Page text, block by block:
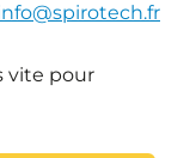
vite pour